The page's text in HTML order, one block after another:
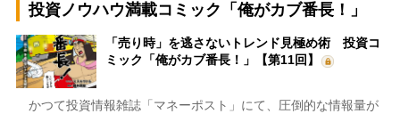
投資ノウハウ満載コミック「俺がカブ番長！」
「売り時」を逃さないトレンド見極め術 投資コ
ミック「俺がカブ番長！」【第11回】
かつて投資情報雑誌「マネーポスト」にて、圧倒的な情報量が